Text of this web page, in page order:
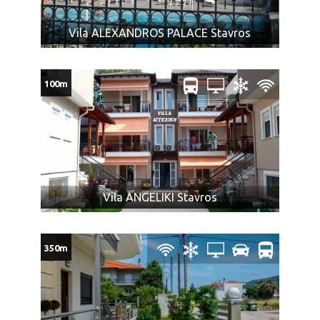
slučaju aranžmana sa autobuskim prevozom za svako
dete (bez obzira na uzrast) se plaća cena autobuske
karte.
Ukoliko Vam ponuda za Vila PLAKUDIS ROOMS Stavros ne
odgovara pogledajte ponudu ostalih smeštaja u letovalištu
Stavrosili ostalih smeštajnih kapaciteta u oblastiSveti Đorđe
Republike Grčke
NAPOMENA ZA AUTOBUSKI PREVOZ:
U slučaju da dva ili više putnika koji putuju zajedno
polaze iz različitih mesta, agencija ne može garantovati
da će sedeti zajedno.
Promene mesta ulaska putnika moguće su najkasnije 7
dana pre datuma polaska i ne mogu biti razlog
odustanka putnika od aranžmana.
Tokom vožnje autobusom pušenje, konzumiranje
Vila ALEXANDROS PALACE Stavros
Vila ANGELIKI Stavros
100m
350m